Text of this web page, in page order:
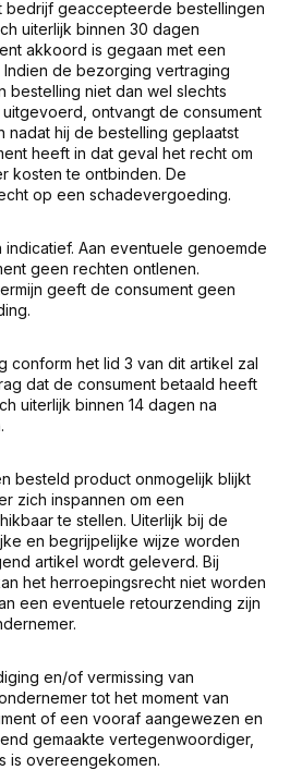
bedrijf geaccepteerde bestellingen
uiterlijk binnen 30 dagen
akkoord is gegaan met een
de bezorging vertraging
bestelling niet dan wel slechts
ontvangt de consument
nadat hij de bestelling geplaatst
heeft in dat geval het recht om
kosten te ontbinden. De
op een schadevergoeding.
indicatief. Aan eventuele genoemde
geen rechten ontlenen.
geeft de consument geen
conform het lid 3 van dit artikel zal
dat de consument betaald heeft
uiterlijk binnen 14 dagen na
besteld product onmogelijk blijkt
zich inspannen om een
te stellen. Uiterlijk bij de
en begrijpelijke wijze worden
artikel wordt geleverd. Bij
het herroepingsrecht niet worden
een eventuele retourzending zijn
en/of vermissing van
tot het moment van
of een vooraf aangewezen en
gemaakte vertegenwoordiger,
is overeengekomen.